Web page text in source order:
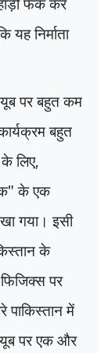
निर्माता
पर बहुत कम
बहुत
लिए,
के एक
गया। इसी
के
पर
पाकिस्तान में
पर एक और